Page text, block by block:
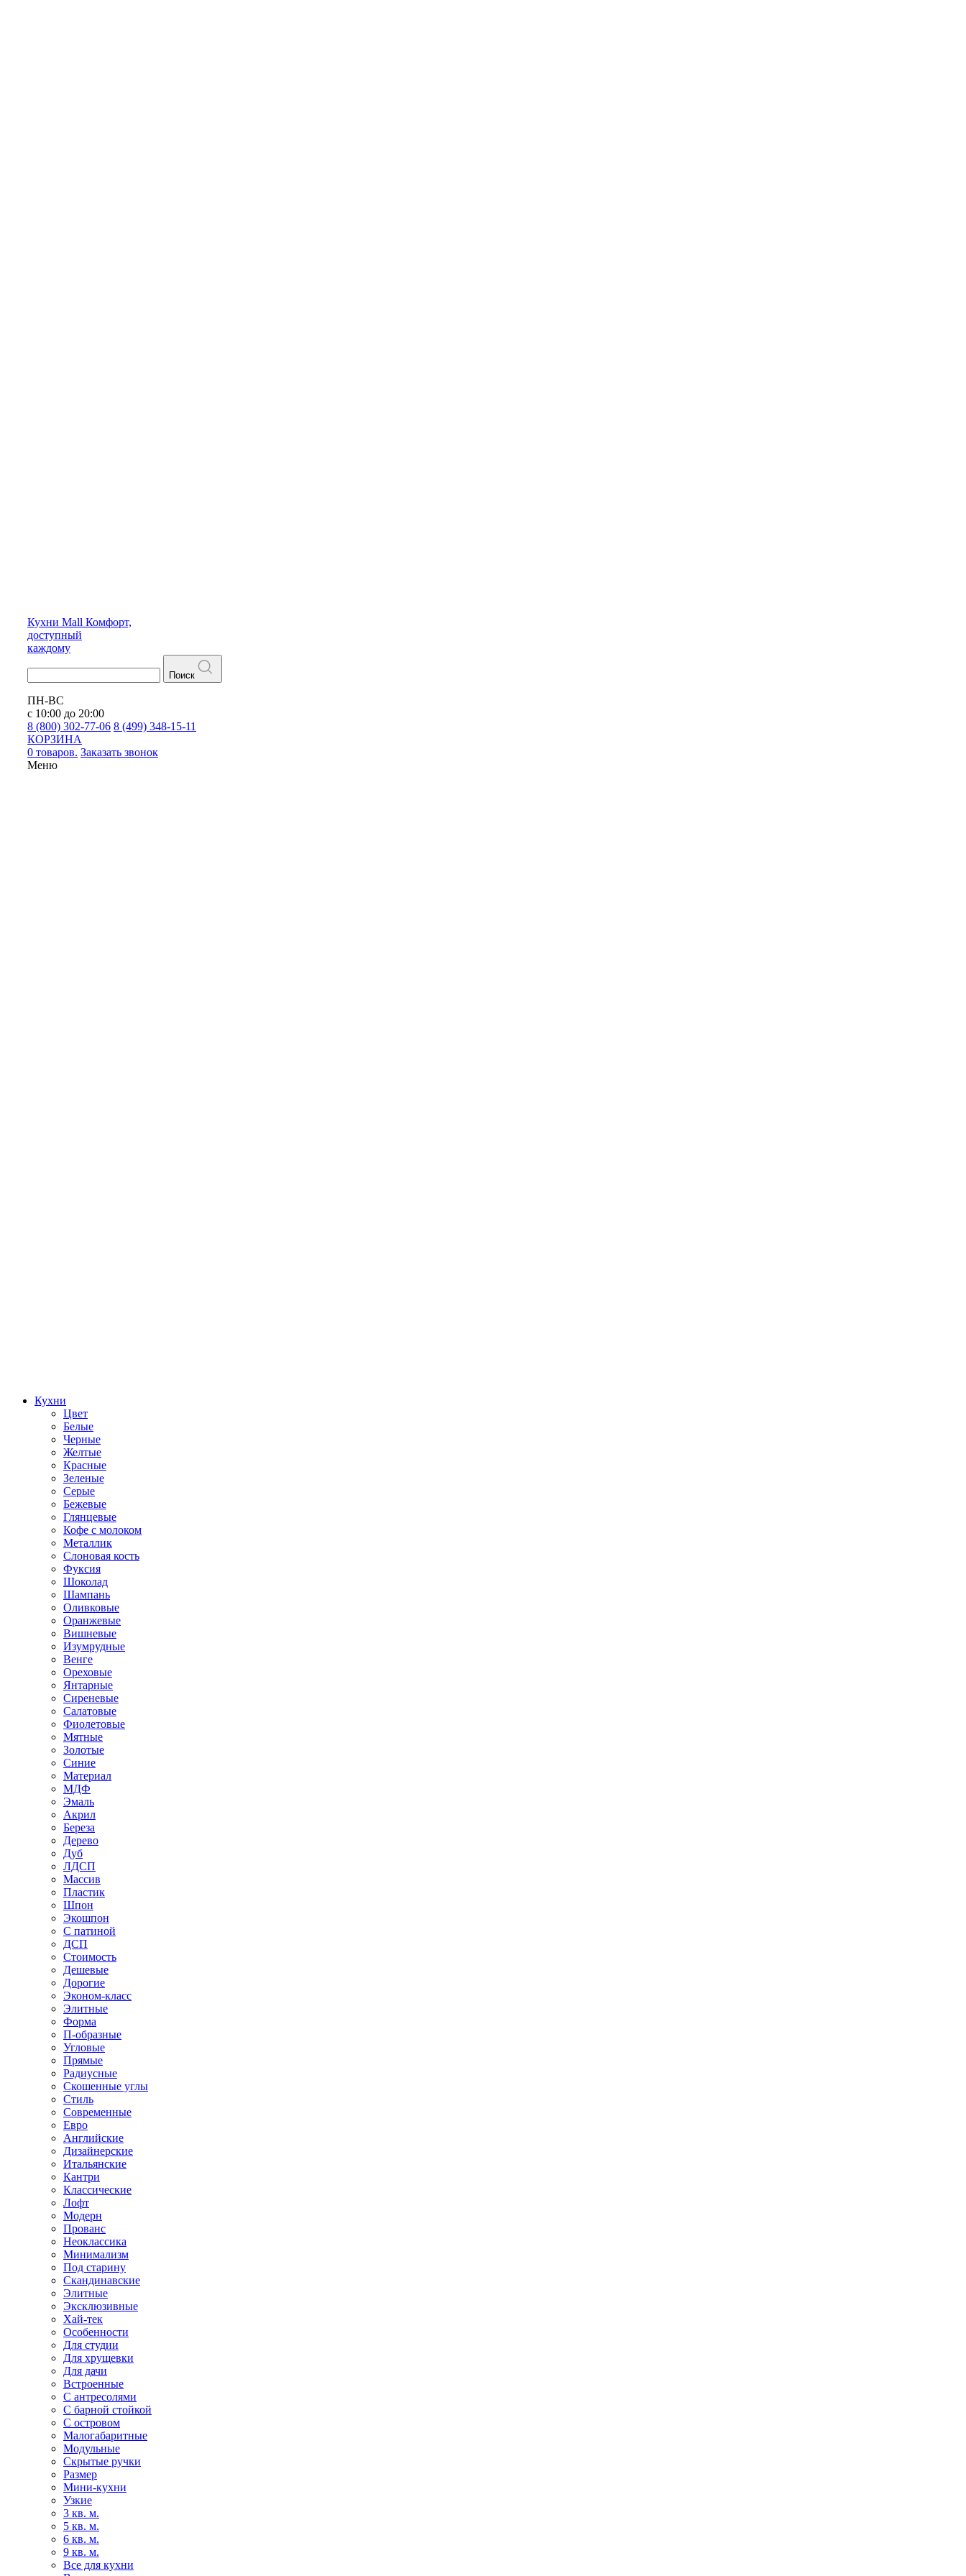
Кухни Mall Комфорт,
доступный
каждому
Поиск
ПН-ВС
с 10:00 до 20:00
8 (800) 302-77-06 8 (499) 348-15-11
КОРЗИНА
0 товаров. Заказать звонок
Меню
Кухни
Цвет
Белые
Черные
Желтые
Красные
Зеленые
Серые
Бежевые
Глянцевые
Кофе с молоком
Металлик
Слоновая кость
Фуксия
Шоколад
Шампань
Оливковые
Оранжевые
Вишневые
Изумрудные
Венге
Ореховые
Янтарные
Сиреневые
Салатовые
Фиолетовые
Мятные
Золотые
Синие
Материал
МДФ
Эмаль
Акрил
Береза
Дерево
Дуб
ЛДСП
Массив
Пластик
Шпон
Экошпон
С патиной
ДСП
Стоимость
Дешевые
Дорогие
Эконом-класс
Элитные
Форма
П-образные
Угловые
Прямые
Радиусные
Скошенные углы
Стиль
Современные
Евро
Английские
Дизайнерские
Итальянские
Кантри
Классические
Лофт
Модерн
Прованс
Неоклассика
Минимализм
Под старину
Скандинавские
Элитные
Эксклюзивные
Хай-тек
Особенности
Для студии
Для хрущевки
Для дачи
Встроенные
С антресолями
С барной стойкой
С островом
Малогабаритные
Модульные
Скрытые ручки
Размер
Мини-кухни
Узкие
3 кв. м.
5 кв. м.
6 кв. м.
9 кв. м.
Все для кухни